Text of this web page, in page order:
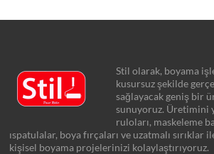
Stil olarak, boyama
kusursuz şekilde
sağlayacak geniş bir
sunuyoruz. Üretimini
ruloları, maskeleme
ıspatulalar, boya fırçaları ve uzatmalı sırıklar
kişisel boyama projelerinizi kolaylaştırıyoruz.